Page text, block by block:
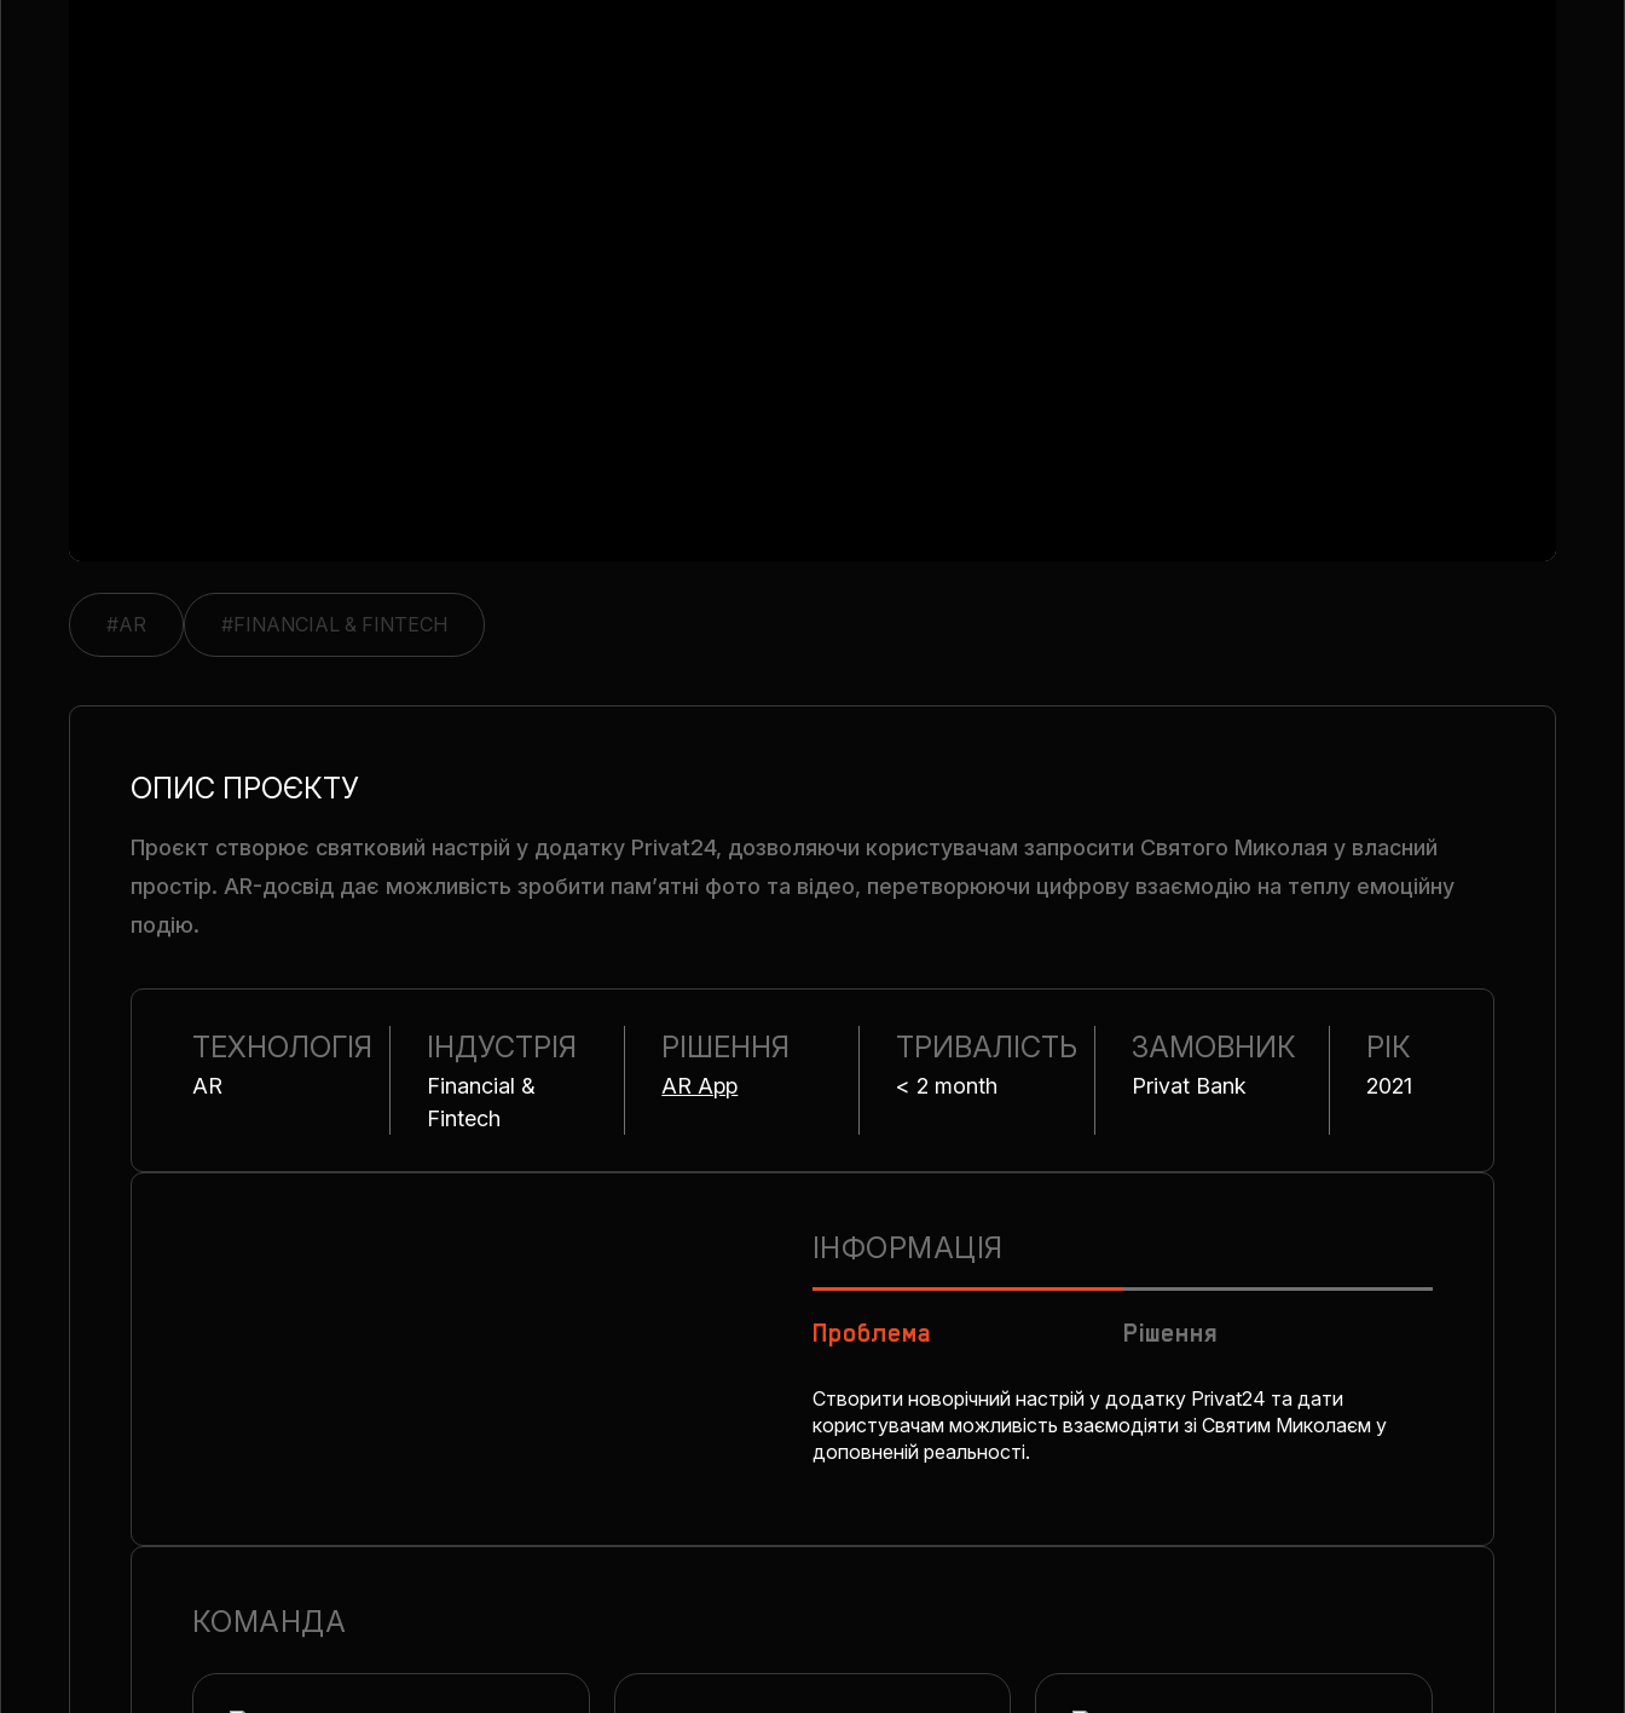
#AR #FINANCIAL & FINTECH
ОПИС ПРОЄКТУ
Проєкт створює святковий настрій у додатку Privat24, дозволяючи користувачам запросити Святого Миколая у власний
простір. AR-досвід дає можливість зробити пам’ятні фото та відео, перетворюючи цифрову взаємодію на теплу емоційну
подію.
ТЕХНОЛОГІЯ
AR
ІНДУСТРІЯ
Financial &
Fintech
РІШЕННЯ
AR App
ТРИВАЛІСТЬ
< 2 month
ЗАМОВНИК
Privat Bank
РІК
2021
ІНФОРМАЦІЯ
Проблема Рішення
Створити новорічний настрій у додатку Privat24 та дати
користувачам можливість взаємодіяти зі Святим Миколаєм у
доповненій реальності.
КОМАНДА